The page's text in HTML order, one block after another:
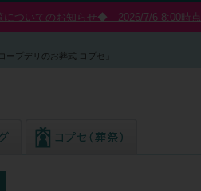
についてのお知らせ◆ 2026/7/6 8:00時点
ープデリのお葬式 コプセ」